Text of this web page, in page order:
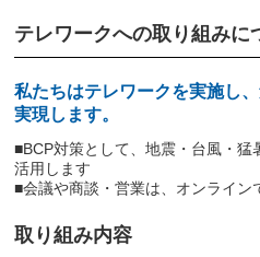
テレワークへの取り組みに
私たちはテレワークを実施し
実現します。
■BCP対策として、地震・台風・
活用します
■会議や商談・営業は、オンライン
取り組み内容